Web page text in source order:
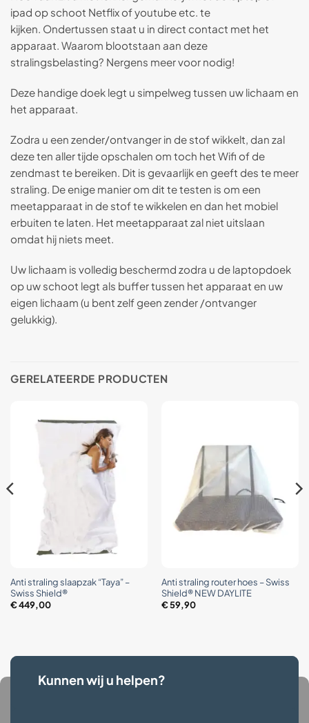
ipad op schoot Netflix of youtube etc. te
kijken. Ondertussen staat u in direct contact met het
apparaat. Waarom blootstaan aan deze
stralingsbelasting? Nergens meer voor nodig!
Deze handige doek legt u simpelweg tussen uw lichaam en
het apparaat.
Zodra u een zender/ontvanger in de stof wikkelt, dan zal
deze ten aller tijde opschalen om toch het Wifi of de
zendmast te bereiken. Dit is gevaarlijk en geeft des te meer
straling. De enige manier om dit te testen is om een
meetapparaat in de stof te wikkelen en dan het mobiel
erbuiten te laten. Het meetapparaat zal niet uitslaan
omdat hij niets meet.
Uw lichaam is volledig beschermd zodra u de laptopdoek
op uw schoot legt als buffer tussen het apparaat en uw
eigen lichaam (u bent zelf geen zender /ontvanger
gelukkig).
GERELATEERDE PRODUCTEN
Anti straling slaapzak “Taya” –
Swiss Shield®
€449,00
Anti straling router hoes – Swiss
Shield® NEW DAYLITE
€59,90
Kunnen wij u helpen?